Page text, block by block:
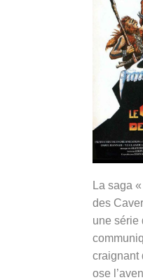
La saga
des
une série
craignant
ose